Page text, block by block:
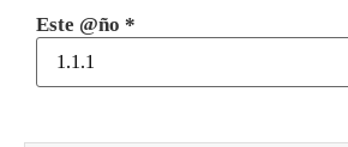
Este @ño *